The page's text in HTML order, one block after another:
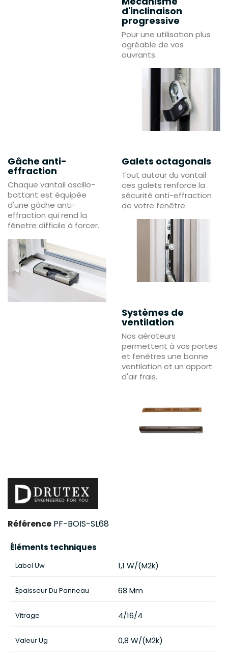
d'inclinaison
progressive
Pour une utilisation plus
agréable de vos
ouvrants.
Gâche anti-
effraction
Chaque vantail oscillo-
battant est équipée
d'une gâche anti-
effraction qui rend la
fênetre difficile à forcer.
Galets octagonals
Tout autour du vantail
ces galets renforce la
sécurité anti-effraction
de votre fenêtre.
Systèmes de
ventilation
Nos aérateurs
permettent à vos portes
et fenêtres une bonne
ventilation et un apport
d'air frais.
Référence PF-BOIS-SL68
Éléments techniques
Label Uw 1,1 W/(m2k)
Épaisseur Du Panneau 68 Mm
Vitrage 4/16/4
Valeur Ug 0,8 W/(m2k)